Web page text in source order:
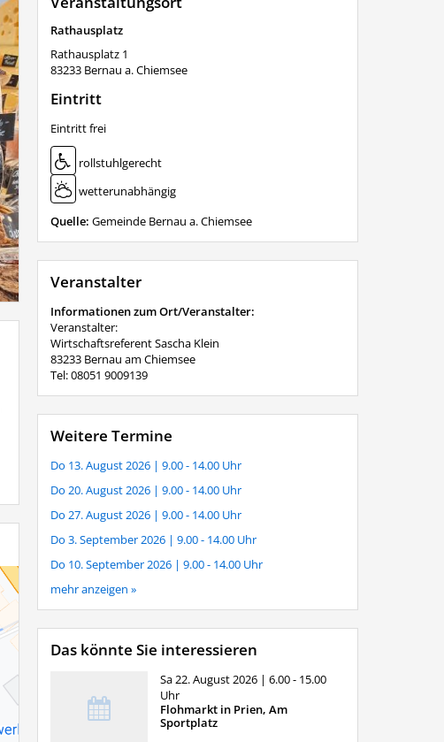
Rathausplatz
Rathausplatz 1
83233 Bernau a. Chiemsee
Eintritt
Eintritt frei
rollstuhlgerecht
wetterunabhängig
Quelle: Gemeinde Bernau a. Chiemsee
Veranstalter
Informationen zum Ort/Veranstalter:
Veranstalter:
Wirtschaftsreferent Sascha Klein
83233 Bernau am Chiemsee
Tel: 08051 9009139
Weitere Termine
Do 13. August 2026 | 9.00 - 14.00 Uhr
Do 20. August 2026 | 9.00 - 14.00 Uhr
Do 27. August 2026 | 9.00 - 14.00 Uhr
Do 3. September 2026 | 9.00 - 14.00 Uhr
Do 10. September 2026 | 9.00 - 14.00 Uhr
mehr anzeigen »
Das könnte Sie interessieren
Sa 22. August 2026 | 6.00 - 15.00
Uhr
Flohmarkt in Prien, Am
Sportplatz